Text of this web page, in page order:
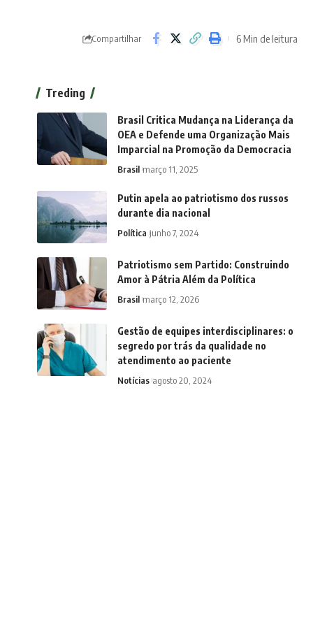
Compartilhar 6 Min de leitura
Treding
Brasil Critica Mudança na Liderança da
OEA e Defende uma Organização Mais
Imparcial na Promoção da Democracia
Brasil março 11, 2025
Putin apela ao patriotismo dos russos
durante dia nacional
Política junho 7, 2024
Patriotismo sem Partido: Construindo
Amor à Pátria Além da Política
Brasil março 12, 2026
Gestão de equipes interdisciplinares: o
segredo por trás da qualidade no
atendimento ao paciente
Notícias agosto 20, 2024